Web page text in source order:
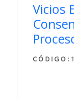
Vicios
CÓDIGO: